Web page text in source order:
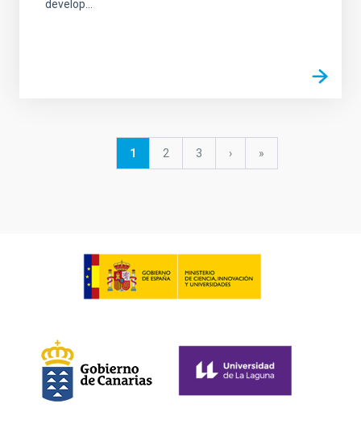
develop...
Página
1 Página
2 Página
3
Siguiente
›
última
»